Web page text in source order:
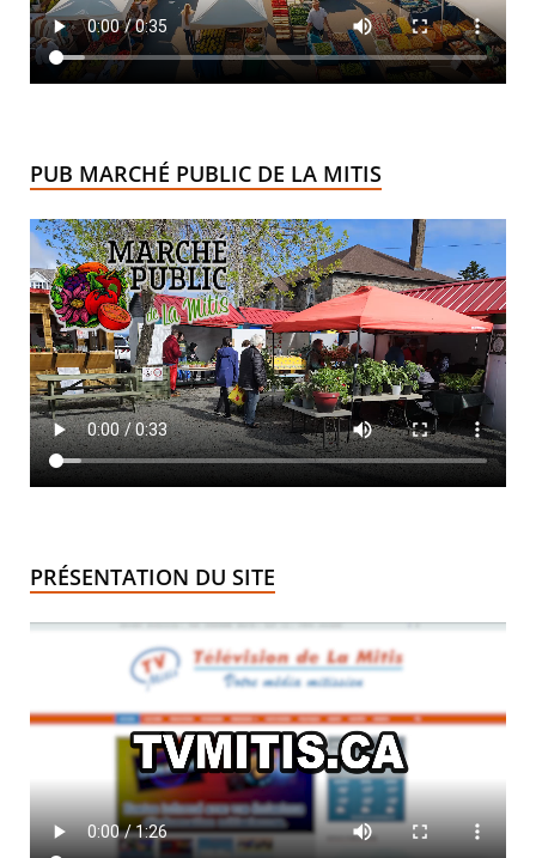
PUB MARCHÉ PUBLIC DE LA MITIS
PRÉSENTATION DU SITE